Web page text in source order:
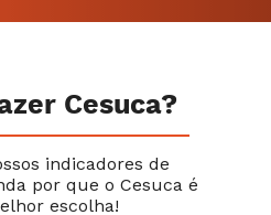
Cesuca?
indicadores de
por que o Cesuca é
escolha!